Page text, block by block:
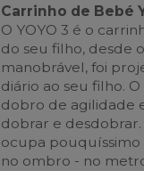
Carrinho de Bebé
O YOYO 3 é o
do seu filho, desde
manobrável, foi
diário ao seu filho.
dobro de agilidade
dobrar e
ocupa
no ombro - no